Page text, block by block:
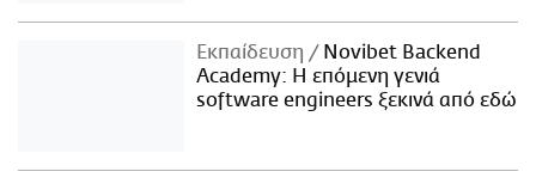
Εκπαίδευση
Novibet Backend
Academy: Η επόμενη γενιά
software engineers ξεκινά από εδώ